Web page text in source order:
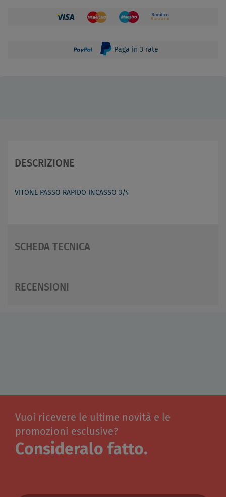
Paga in 3 rate
DESCRIZIONE
VITONE PASSO RAPIDO INCASSO 3/4
SCHEDA TECNICA
RECENSIONI
Vuoi ricevere le ultime novità e le
promozioni esclusive?
Consideralo fatto.